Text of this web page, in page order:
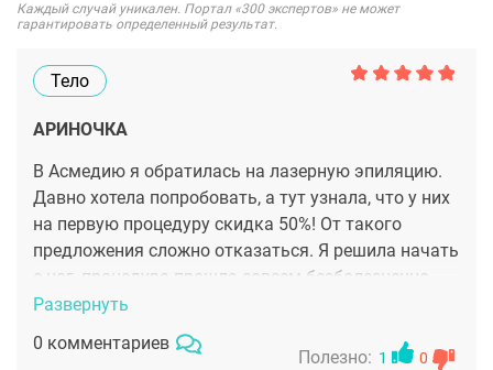
Каждый случай уникален. Портал «300 экспертов» не может
гарантировать определенный результат.
Тело
АРИНОЧКА
В Асмедию я обратилась на лазерную эпиляцию.
Давно хотела попробовать, а тут узнала, что у них
на первую процедуру скидка 50%! От такого
предложения сложно отказаться. Я решила начать
с ног, процедура прошла совсем безболезненно,
клиника очень уютная, специалисты все
грамотные и дружелюбные. Через время я
заметила хороший результат, так что теперь
Развернуть
0 комментариев
Полезно: 1 0